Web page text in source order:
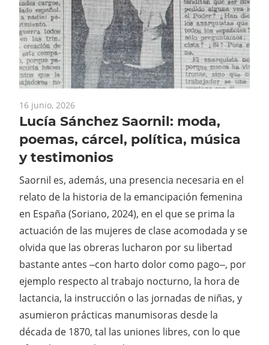
16 junio, 2026
Lucía Sánchez Saornil: moda,
poemas, cárcel, política, música
y testimonios
Saornil es, además, una presencia necesaria en el
relato de la historia de la emancipación femenina
en España (Soriano, 2024), en el que se prima la
actuación de las mujeres de clase acomodada y se
olvida que las obreras lucharon por su libertad
bastante antes ‒con harto dolor como pago‒, por
ejemplo respecto al trabajo nocturno, la hora de
lactancia, la instrucción o las jornadas de niñas, y
asumieron prácticas manumisoras desde la
década de 1870, tal las uniones libres, con lo que